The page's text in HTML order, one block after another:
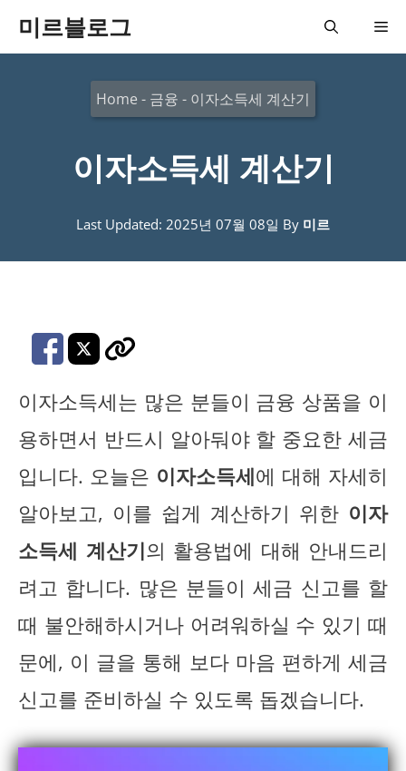
미르블로그 메
Home - 금융 - 이자소득세 계산기
이자소득세 계산기
Last Updated: 2025년 07월 08일 By 미르
이자소득세는 많은 분들이 금융 상품을 이
용하면서 반드시 알아둬야 할 중요한 세금
입니다. 오늘은 이자소득세에 대해 자세히
알아보고, 이를 쉽게 계산하기 위한 이자
소득세 계산기의 활용법에 대해 안내드리
려고 합니다. 많은 분들이 세금 신고를 할
때 불안해하시거나 어려워하실 수 있기 때
문에, 이 글을 통해 보다 마음 편하게 세금
신고를 준비하실 수 있도록 돕겠습니다.